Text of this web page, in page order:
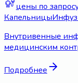
цены по
Капельницы
Внутривенные
медицинским
Подробнее